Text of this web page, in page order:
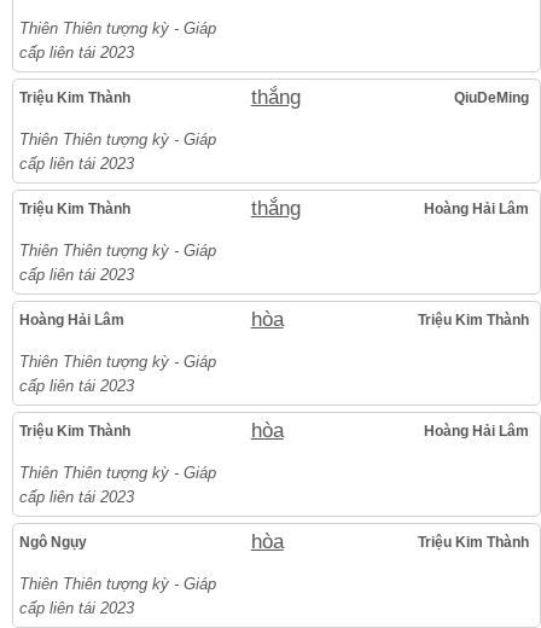
Thiên Thiên tượng kỳ - Giáp
cấp liên tái 2023
Triệu Kim Thành thắng QiuDeMing
Thiên Thiên tượng kỳ - Giáp
cấp liên tái 2023
Triệu Kim Thành thắng Hoàng Hải Lâm
Thiên Thiên tượng kỳ - Giáp
cấp liên tái 2023
Hoàng Hải Lâm hòa Triệu Kim Thành
Thiên Thiên tượng kỳ - Giáp
cấp liên tái 2023
Triệu Kim Thành hòa Hoàng Hải Lâm
Thiên Thiên tượng kỳ - Giáp
cấp liên tái 2023
Ngô Ngụy hòa Triệu Kim Thành
Thiên Thiên tượng kỳ - Giáp
cấp liên tái 2023